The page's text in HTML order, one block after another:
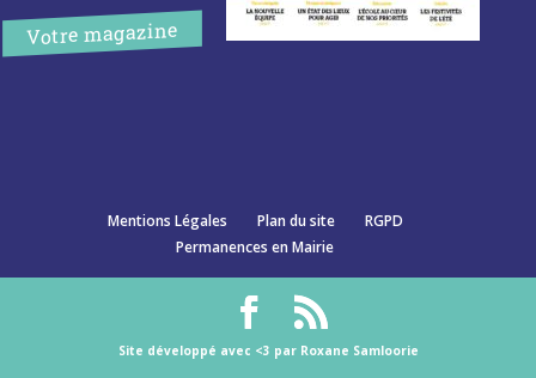
Votre magazine
Mentions Légales Plan du site
RGPD
Permanences en Mairie
Site développé avec <3 par Roxane Samloorie